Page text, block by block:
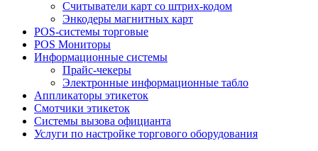
Считыватели карт со штрих-кодом
Энкодеры магнитных карт
POS-системы торговые
POS Мониторы
Информационные системы
Прайс-чекеры
Электронные информационные табло
Аппликаторы этикеток
Смотчики этикеток
Системы вызова официанта
Услуги по настройке торгового оборудования